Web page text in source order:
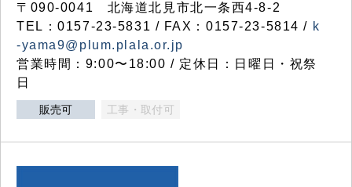
〒090-0041 北海道北見市北一条西4-8-2
TEL：0157-23-5831 / FAX：0157-23-5814 / k
-yama9@plum.plala.or.jp
営業時間：9:00〜18:00 / 定休日：日曜日・祝祭
日
販売可 工事・取付可